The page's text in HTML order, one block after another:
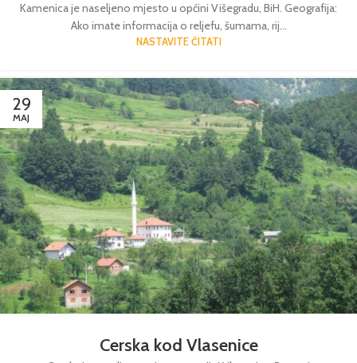
Kamenica je naseljeno mjesto u općini Višegradu, BiH. Geografija:
Ako imate informacija o reljefu, šumama, rij...
NASTAVITE ČITATI
29
MAJ
Cerska kod Vlasenice